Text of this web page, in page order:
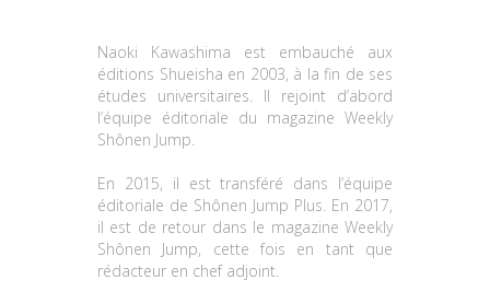
Naoki Kawashima est embauché aux
éditions Shueisha en 2003, à la fin de ses
études universitaires. Il rejoint d’abord
l’équipe éditoriale du magazine Weekly
Shônen Jump.
En 2015, il est transféré dans l’équipe
éditoriale de Shônen Jump Plus. En 2017,
il est de retour dans le magazine Weekly
Shônen Jump, cette fois en tant que
rédacteur en chef adjoint.